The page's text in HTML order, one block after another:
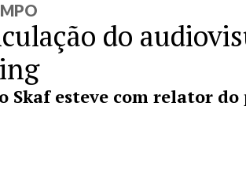
do
Skaf esteve com relator